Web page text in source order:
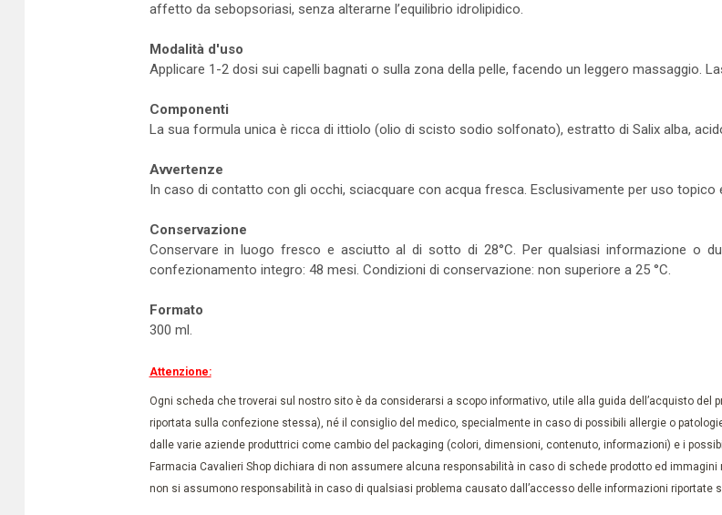
affetto da sebopsoriasi, senza alterarne l’equilibrio idrolipidico.
Modalità d'uso
Applicare 1-2 dosi sui capelli bagnati o sulla zona della pelle, facendo un leggero massaggio.
Componenti
La sua formula unica è ricca di ittiolo (olio di scisto sodio solfonato), estratto di Salix alba,
Avvertenze
In caso di contatto con gli occhi, sciacquare con acqua fresca. Esclusivamente per uso topico
Conservazione
Conservare in luogo fresco e asciutto al di sotto di 28°C. Per qualsiasi informazione o
confezionamento integro: 48 mesi. Condizioni di conservazione: non superiore a 25 °C.
Formato
300 ml.
Attenzione:
Ogni scheda che troverai sul nostro sito è da considerarsi a scopo informativo, utile alla guida dell’acquisto
riportata sulla confezione stessa), né il consiglio del medico, specialmente in caso di possibili allergie o
dalle varie aziende produttrici come cambio del packaging (colori, dimensioni, contenuto, informazioni) e i
Farmacia Cavalieri Shop dichiara di non assumere alcuna responsabilità in caso di schede prodotto ed
non si assumono responsabilità in caso di qualsiasi problema causato dall’accesso delle informazioni riportate